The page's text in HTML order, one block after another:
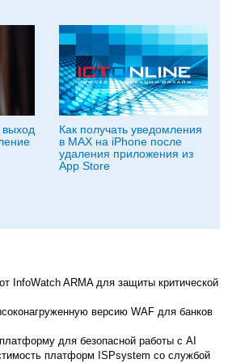
выход
Как получать уведомления
в MAX на iPhone после
удаления приложения из
App Store
InfoWatch ARMA для защиты критической
версию WAF для банков
для безопасной работы с AI
платформ ISPsystem со службой